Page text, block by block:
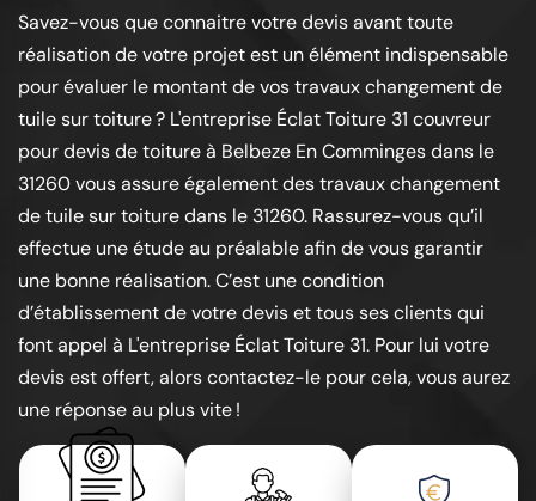
Savez-vous que connaitre votre devis avant toute
réalisation de votre projet est un élément indispensable
pour évaluer le montant de vos travaux changement de
tuile sur toiture ? L'entreprise Éclat Toiture 31 couvreur
pour devis de toiture à Belbeze En Comminges dans le
31260 vous assure également des travaux changement
de tuile sur toiture dans le 31260. Rassurez-vous qu’il
effectue une étude au préalable afin de vous garantir
une bonne réalisation. C’est une condition
d’établissement de votre devis et tous ses clients qui
font appel à L'entreprise Éclat Toiture 31. Pour lui votre
devis est offert, alors contactez-le pour cela, vous aurez
une réponse au plus vite !